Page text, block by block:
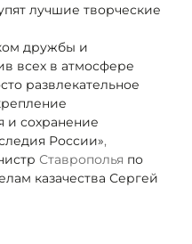
лучшие творческие
дружбы и
всех в атмосфере
развлекательное
и сохранение
России»,
Ставрополья по
казачества Сергей